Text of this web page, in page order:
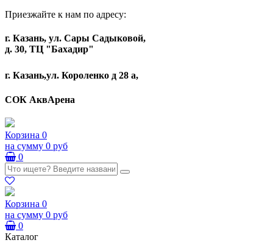
Приезжайте к нам по адресу:
г. Казань, ул. Сары Садыковой,
д. 30, ТЦ "Бахадир"
г. Казань,ул. Короленко д 28 а,
СОК АквАрена
Корзина 0
на сумму 0 руб
0
Корзина 0
на сумму 0 руб
0
Каталог